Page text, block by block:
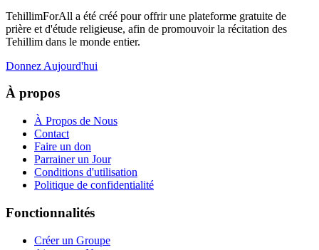
TehillimForAll a été créé pour offrir une plateforme gratuite de
prière et d'étude religieuse, afin de promouvoir la récitation des
Tehillim dans le monde entier.
Donnez Aujourd'hui
À propos
À Propos de Nous
Contact
Faire un don
Parrainer un Jour
Conditions d'utilisation
Politique de confidentialité
Fonctionnalités
Créer un Groupe